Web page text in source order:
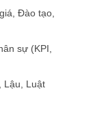
Đào tạo,
sự (KPI,
Lậu, Luật